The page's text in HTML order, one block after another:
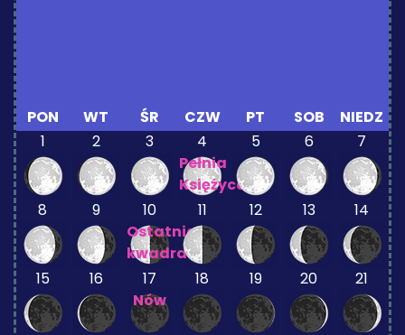
PON WT ŚR CZW PT SOB
NIEDZ
1
2 3
4
Pełnia
Księżyca
5 6 7
8 9
10
Ostatnia
kwadra
11 12 13 14
15 16
17
Nów
18 19 20 21